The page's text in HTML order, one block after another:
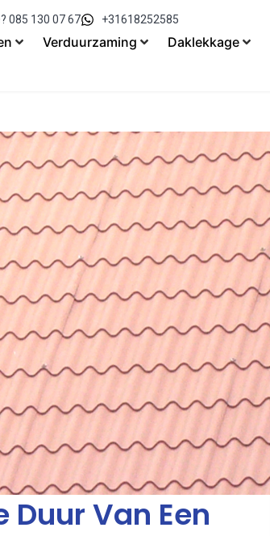
085 130 07 67 +31618252585
Verduurzaming Daklekkage
Van Een